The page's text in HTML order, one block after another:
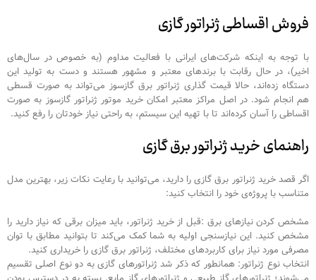
فروش اقساطی ژنراتور گازی
با توجه به اینکه شرکت‌های ایرانی با فعالیت مداوم (به خصوص در سال‌های
اخیر)، در حال رقابت با برندهای معتبر و مشهور هستند و دست به تولید این
دستگاه زده‌اند، حالا قیمت گذاری ژنراتور برق گازسوز می‌تواند به صورت قسطی
هم انجام شود. در اصل مراکز معتبر امکان خرید موتور ژنراتور گازسوز به صورت
اقساطی را آسان کرده‌اند تا با تهیه این سیستم، به راحتی نیاز خودتان را رفع کنید.
راهنمای خرید ژنراتور برق گازی
اگر قصد خرید ژنراتور برق گازی را دارید، می‌توانید با رعایت نکات زیر، بهترین مدل
متناسب با پروژه‌ی خود را انتخاب کنید:
مشخص کردن نیازهای برق :قبل از خرید ژنراتور، باید میزان برقی که نیاز دارید را
مشخص کنید. این نیازسنجی اولیه به شما کمک می‌کند تا بتوانید مطابق با توان
مصرفی مورد نیاز برای کاربردهای مختلف، ژنراتور برق گازی را خریداری کنید.
انتخاب نوع ژنراتور: همانطور که ذکر شد ژنراتورهای گازی به دو نوع اصلی تقسیم